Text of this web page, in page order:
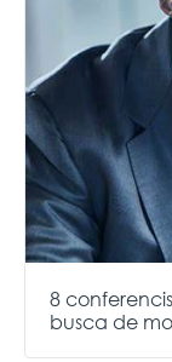
8
busca de